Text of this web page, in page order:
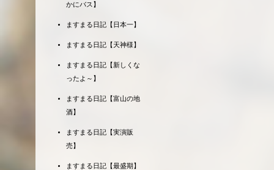
かにバス】
ますまる日記【日本一】
ますまる日記【天神様】
ますまる日記【新しくな
ったよ～】
ますまる日記【富山の地
酒】
ますまる日記【実演販
売】
ますまる日記【最盛期】